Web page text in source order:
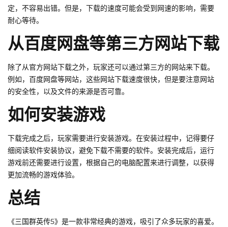
定，不容易出错。但是，下载的速度可能会受到网速的影响，需要
耐心等待。
从百度网盘等第三方网站下载
除了从官方网站下载之外，玩家还可以通过第三方的网站来下载。
例如，百度网盘等网站，这些网站下载速度很快，但是要注意网站
的安全性，以及文件的来源是否可靠。
如何安装游戏
下载完成之后，玩家需要进行安装游戏。在安装过程中，记得要仔
细阅读软件安装协议，避免下载不需要的软件。安装完成后，运行
游戏前还需要进行设置，根据自己的电脑配置来进行调整，以获得
更加流畅的游戏体验。
总结
《三国群英传5》是一款非常经典的游戏，吸引了众多玩家的喜爱。